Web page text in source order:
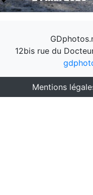
12bis rue du
Mentions